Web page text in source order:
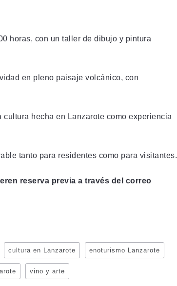
horas, con un taller de dibujo y pintura
en pleno paisaje volcánico, con
cultura hecha en Lanzarote como experiencia
tanto para residentes como para visitantes.
reserva previa a través del correo
cultura en Lanzarote enoturismo Lanzarote
vino y arte